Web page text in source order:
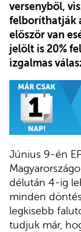
versenyből,
felboríthatják
először van
jelölt is 20%
izgalmas
Június 9-én
délután 4-ig
minden
legkisebb
tudjuk már,